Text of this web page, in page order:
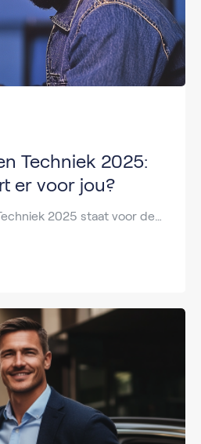
Techniek 2025:
er voor jou?